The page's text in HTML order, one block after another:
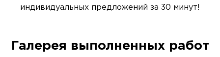
индивидуальных предложений за 30 минут!
Галерея выполненных работ